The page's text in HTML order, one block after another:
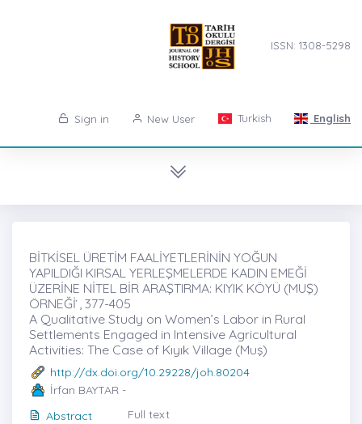
ISSN: 1308-5298
Sign in New User Turkish English
BİTKİSEL ÜRETİM FAALİYETLERİNİN YOĞUN
YAPILDIĞI KIRSAL YERLEŞMELERDE KADIN EMEĞİ
ÜZERİNE NİTEL BİR ARAŞTIRMA: KIYIK KÖYÜ (MUŞ)
ÖRNEĞİ ̇, 377-405
A Qualitative Study on Women’s Labor in Rural
Settlements Engaged in Intensive Agricultural
Activities: The Case of Kıyık Village (Muş)
http://dx.doi.org/10.29228/joh.80204
İrfan BAYTAR -
Abstract
Full text